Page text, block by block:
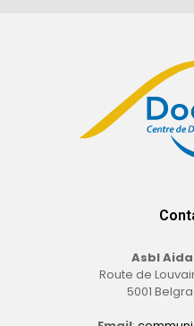
Asbl
Route de
5001